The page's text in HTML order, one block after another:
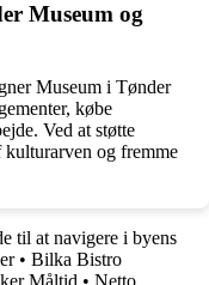
Museum og
Museum i Tønder
købe
Ved at støtte
kulturarven og fremme
til at navigere i byens
• Bilka Bistro